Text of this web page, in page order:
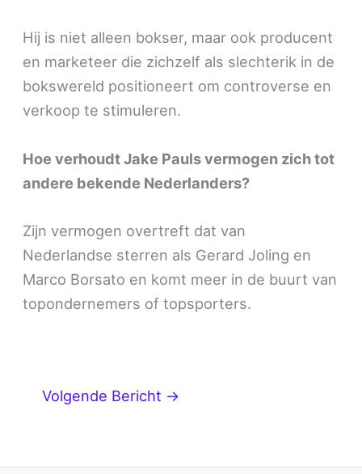
Hij is niet alleen bokser, maar ook producent
en marketeer die zichzelf als slechterik in de
bokswereld positioneert om controverse en
verkoop te stimuleren.
Hoe verhoudt Jake Pauls vermogen zich tot
andere bekende Nederlanders?
Zijn vermogen overtreft dat van
Nederlandse sterren als Gerard Joling en
Marco Borsato en komt meer in de buurt van
topondernemers of topsporters.
Volgende Bericht →